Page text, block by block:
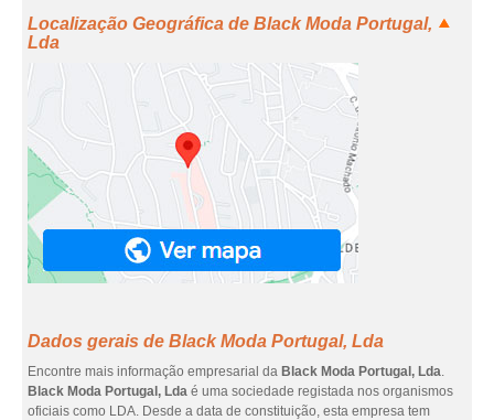
Localização Geográfica de Black Moda Portugal,
Lda
Dados gerais de Black Moda Portugal, Lda
Encontre mais informação empresarial da Black Moda Portugal, Lda.
Black Moda Portugal, Lda é uma sociedade registada nos organismos
oficiais como LDA. Desde a data de constituição, esta empresa tem